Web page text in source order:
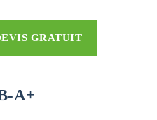
GRATUIT
A+